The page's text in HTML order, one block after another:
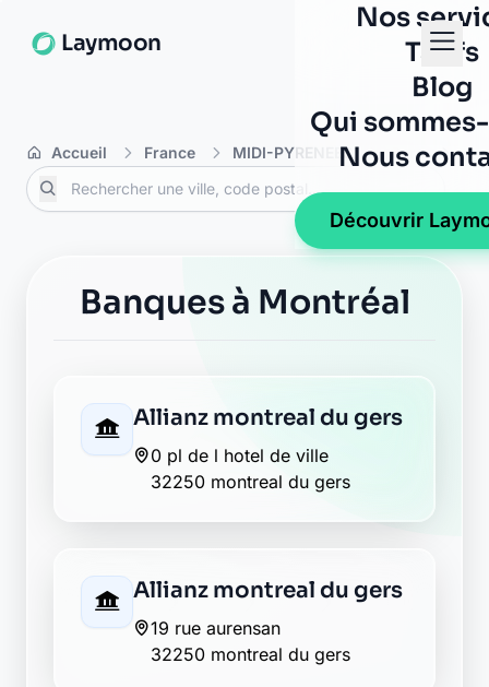
Laymoon
Nos
Tarifs
Blog
Qui
Nous
Découvrir
Accueil France MIDI-PYRENEES Gers
Banques à Montréal
Allianz montreal du gers
0 pl de l hotel de ville
32250 montreal du gers
Allianz montreal du gers
19 rue aurensan
32250 montreal du gers